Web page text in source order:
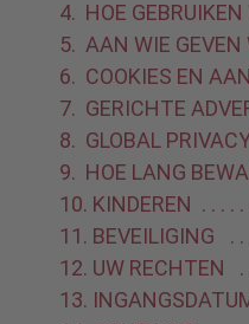
4. HOE
5. AAN WIE GEVEN
6. COOKIES EN
7. GERICHTE
8. GLOBAL
9. HOE LANG
10. KINDEREN
11. BEVEILIGING
12. UW RECHTEN
13.